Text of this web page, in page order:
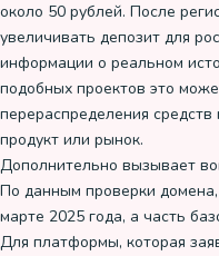
около 50 рублей. После
увеличивать депозит для
информации о реальном
подобных проектов это
перераспределения
продукт или рынок.
Дополнительно вызывает
По данным проверки домена,
марте 2025 года, а часть
Для платформы, которая